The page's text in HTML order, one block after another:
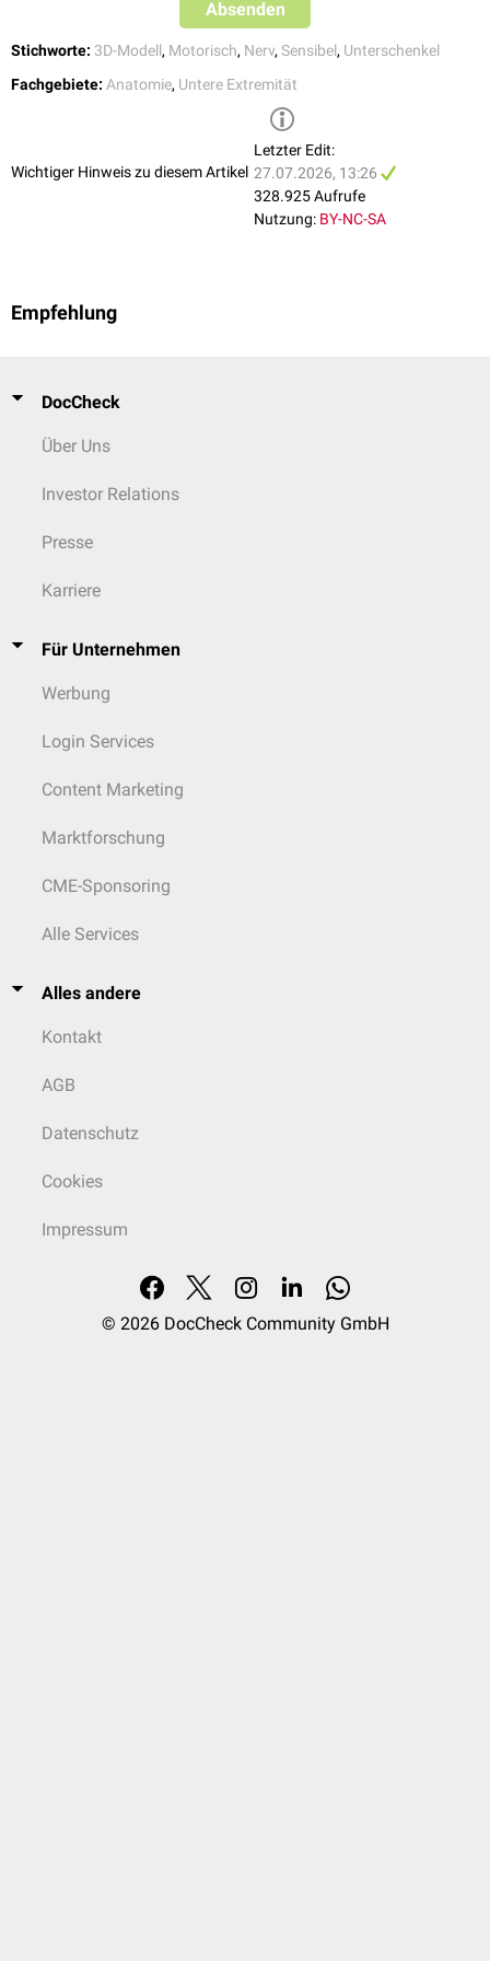
3D-Modell der Nerven des Beins. Der Nervus fibularis communis ist mit
der Nummer 12 markiert.
Sonographie des Nervus fibularis communis im Bereich des
Absenden
Stichworte: 3D-Modell, Motorisch, Nerv, Sensibel, Unterschenkel
Fachgebiete: Anatomie, Untere Extremität
Wichtiger Hinweis zu diesem Artikel
Letzter Edit:
27.07.2026, 13:26
328.925 Aufrufe
Nutzung: BY-NC-SA
Empfehlung
DocCheck
Über Uns
Investor Relations
Presse
Karriere
Für Unternehmen
Werbung
Login Services
Content Marketing
Marktforschung
CME-Sponsoring
Alle Services
Alles andere
Kontakt
AGB
Datenschutz
Cookies
Impressum
© 2026 DocCheck Community GmbH